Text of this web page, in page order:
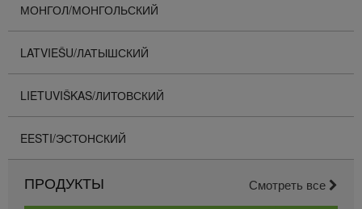
МОНГОЛ/МОНГОЛЬСКИЙ
LATVIEŠU/ЛАТЫШСКИЙ
LIETUVIŠKAS/ЛИТОВСКИЙ
EESTI/ЭСТОНСКИЙ
ПРОДУКТЫ Смотреть все